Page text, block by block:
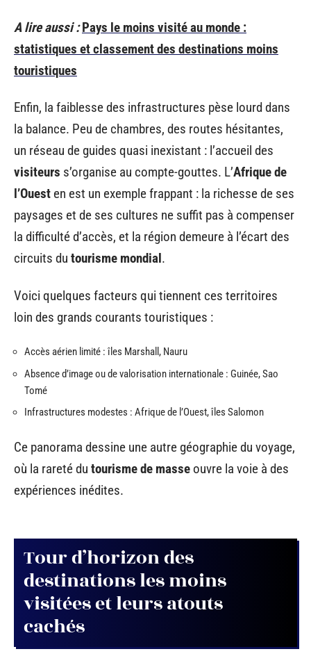
A lire aussi : Pays le moins visité au monde :
statistiques et classement des destinations moins
touristiques
Enfin, la faiblesse des infrastructures pèse lourd dans
la balance. Peu de chambres, des routes hésitantes,
un réseau de guides quasi inexistant : l’accueil des
visiteurs s’organise au compte-gouttes. L’Afrique de
l’Ouest en est un exemple frappant : la richesse de ses
paysages et de ses cultures ne suffit pas à compenser
la difficulté d’accès, et la région demeure à l’écart des
circuits du tourisme mondial.
Voici quelques facteurs qui tiennent ces territoires
loin des grands courants touristiques :
Accès aérien limité : îles Marshall, Nauru
Absence d’image ou de valorisation internationale : Guinée, Sao
Tomé
Infrastructures modestes : Afrique de l’Ouest, îles Salomon
Ce panorama dessine une autre géographie du voyage,
où la rareté du tourisme de masse ouvre la voie à des
expériences inédites.
Tour d’horizon des
destinations les moins
visitées et leurs atouts
cachés